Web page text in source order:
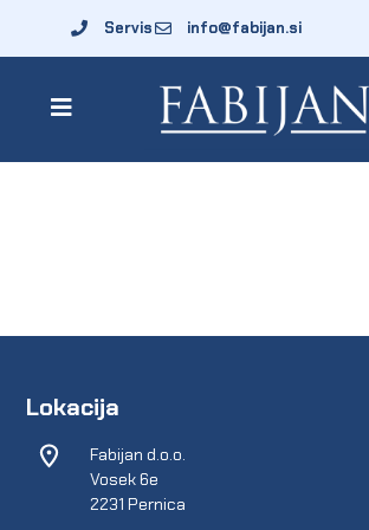
Servis info@fabijan.si
Lokacija
Fabijan d.o.o.
Vosek 6e
2231 Pernica